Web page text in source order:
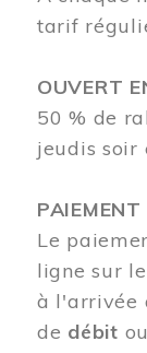
tarif
OUVERT
50 % de
jeudis soir
PAIEMENT
Le
ligne sur
à l'arrivée
de débit